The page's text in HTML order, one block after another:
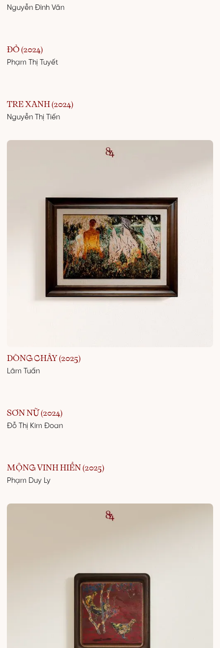
Nguyễn Đình Văn
ĐỎ (2024)
Phạm Thị Tuyết
TRE XANH (2024)
Nguyễn Thị Tiến
DÒNG CHẢY (2025)
Lâm Tuấn
SƠN NỮ (2024)
Đỗ Thị Kim Đoan
MỘNG VINH HIỂN (2025)
Phạm Duy Ly